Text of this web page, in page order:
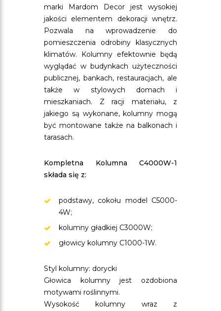
marki Mardom Decor jest wysokiej
jakości elementem dekoracji wnętrz.
Pozwala na wprowadzenie do
pomieszczenia odrobiny klasycznych
klimatów. Kolumny efektownie będą
wyglądać w budynkach użyteczności
publicznej, bankach, restauracjach, ale
także w stylowych domach i
mieszkaniach. Z racji materiału, z
jakiego są wykonane, kolumny mogą
być montowane także na balkonach i
tarasach.
Kompletna Kolumna C4000W-1
składa się z:
podstawy, cokołu model C5000-
4W;
kolumny gładkiej C3000W;
głowicy kolumny C1000-1W.
Styl kolumny: dorycki
Głowica kolumny jest ozdobiona
motywami roślinnymi.
Wysokość kolumny wraz z